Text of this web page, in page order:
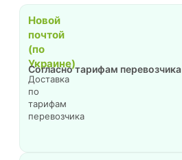
Новой
почтой
(по
Украине)
Доставка
по
тарифам
перевозчика
Согласно тарифам перевозчика